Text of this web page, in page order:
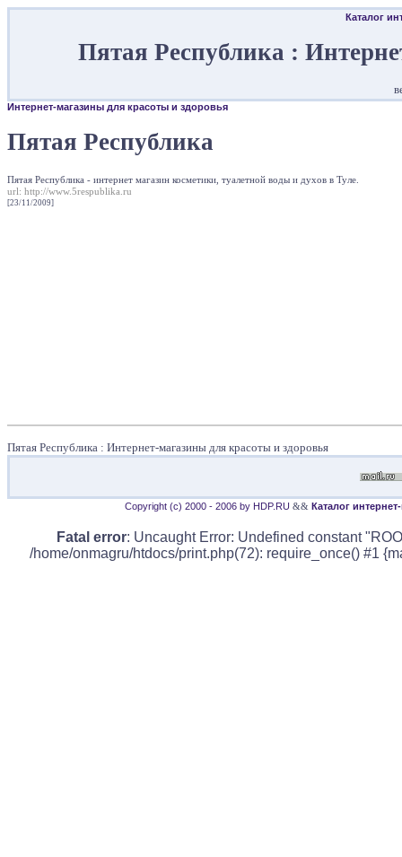
Каталог
Пятая Республика :
Интернет-магазины для красоты и здоровья
Пятая Республика
Пятая Республика - интернет магазин косметики, туалетной воды и духов в Туле.
url: http://www.5respublika.ru
[23/11/2009]
Пятая Республика : Интернет-магазины для красоты и здоровья
Copyright (c) 2000 - 2006 by HDP.RU && Каталог
Fatal error: Uncaught Error: Undefined constant
/home/onmagru/htdocs/print.php(72): require_once() #1